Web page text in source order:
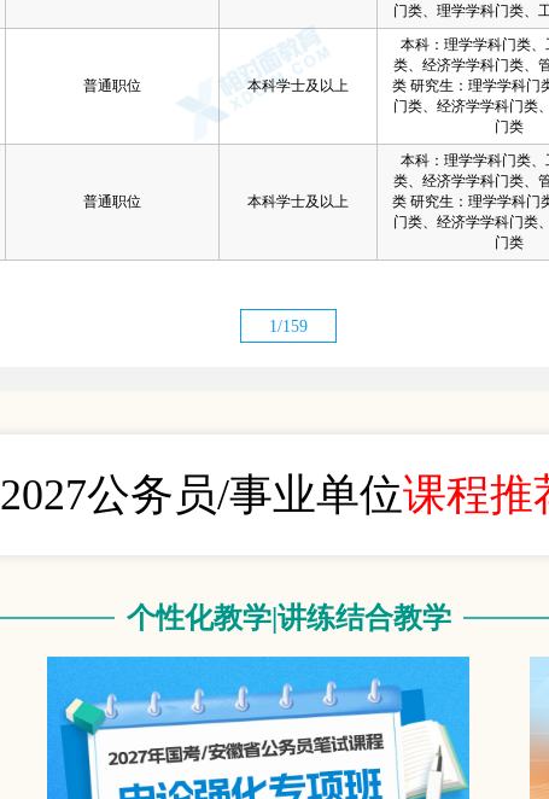
门类、理学学科门类、
普通职位 本科学士及以上
本科：理学学科门类、
类、经济学学科门类、
类 研究生：理学学科门
门类、经济学学科门类
门类
普通职位 本科学士及以上
本科：理学学科门类、
类、经济学学科门类、
类 研究生：理学学科门
门类、经济学学科门类
门类
1/159
2027公务员/事业单位课程推
个性化教学|讲练结合教学